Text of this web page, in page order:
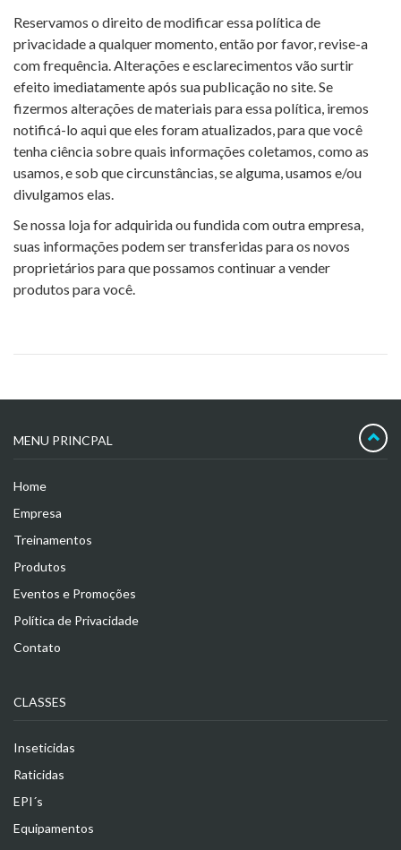
Reservamos o direito de modificar essa política de
privacidade a qualquer momento, então por favor, revise-a
com frequência. Alterações e esclarecimentos vão surtir
efeito imediatamente após sua publicação no site. Se
fizermos alterações de materiais para essa política, iremos
notificá-lo aqui que eles foram atualizados, para que você
tenha ciência sobre quais informações coletamos, como as
usamos, e sob que circunstâncias, se alguma, usamos e/ou
divulgamos elas.
Se nossa loja for adquirida ou fundida com outra empresa,
suas informações podem ser transferidas para os novos
proprietários para que possamos continuar a vender
produtos para você.
MENU PRINCPAL
Home
Empresa
Treinamentos
Produtos
Eventos e Promoções
Política de Privacidade
Contato
CLASSES
Inseticidas
Raticidas
EPI´s
Equipamentos